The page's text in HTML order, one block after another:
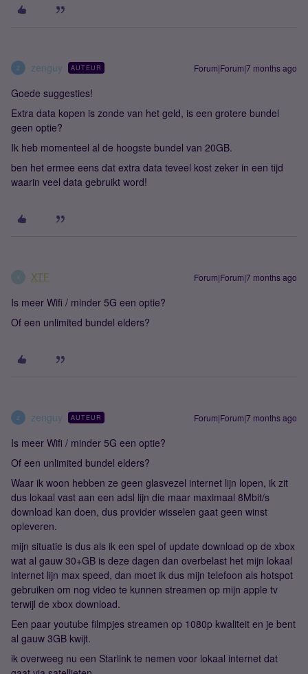
Z zenguy AUTEUR Forum|Forum|7 months ago
Goede suggesties!
Extra data kopen is zonde van het geld, is een grotere bundel
geen optie?
Ik heb momenteel al de hoogste bundel van 20GB.
ben het ermee eens dat extra data teveel kost zeker in een tijd
waarin veel data gebruikt word!
XTF Forum|Forum|7 months ago
Is meer Wifi / minder 5G een optie?
Of een unlimited bundel elders?
Z zenguy AUTEUR Forum|Forum|7 months ago
Is meer Wifi / minder 5G een optie?
Of een unlimited bundel elders?
Waar ik woon hebben ze geen glasvezel internet lijn lopen, ik zit
dus lokaal vast aan een adsl lijn die maar maximaal 8Mbit/s
download kan doen, dus provider wisselen gaat geen winst
opleveren.
mijn situatie is dus als ik een spel of update download op de xbox
wat al gauw 30+GB is deze dagen dan overbelast het mijn lokaal
internet lijn max speed, dan moet ik dus mijn telefoon als hotspot
gebruiken om nog video te kunnen streamen op mijn apple tv
terwijl de xbox download.
Een paar youtube filmpjes streamen op 1080p kwaliteit en je bent
al gauw 3GB kwijt.
ik overweeg nu een Starlink te nemen voor lokaal internet dat